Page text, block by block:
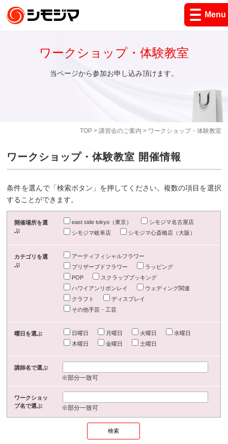
Menu
TOP> 講習会のご案内 > ワークショップ・体験教室
ワークショップ・体験教室
当ページから参加お申し込み頂けます。
ワークショップ・体験教室 開催情報
条件を選んで「検索ボタン」を押してください。複数の項目を選択
することができます。
開催場所を選
ぶ
east side tokyo（東京）
シモジマ名古屋店
シモジマ岐阜店
シモジマ心斎橋店（大阪）
カテゴリを選
ぶ
アーティフィシャルフラワー
プリザーブドフラワー
ラッピング
POP
スクラップブッキング
ハワイアンリボンレイ
ウェディング関連
クラフト
ディスプレイ
その他手芸・工芸
曜日を選ぶ 日曜日 月曜日 火曜日
水曜日
木曜日
金曜日 土曜日
講師名で選ぶ
※部分一致可
ワークショッ
プ名で選ぶ
※部分一致可